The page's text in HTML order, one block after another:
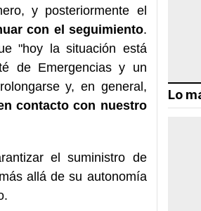
y posteriormente el
con el seguimiento.
"hoy la situación está
de Emergencias y un
y, en general,
contacto con nuestro
el suministro de
allá de su autonomía
Lo